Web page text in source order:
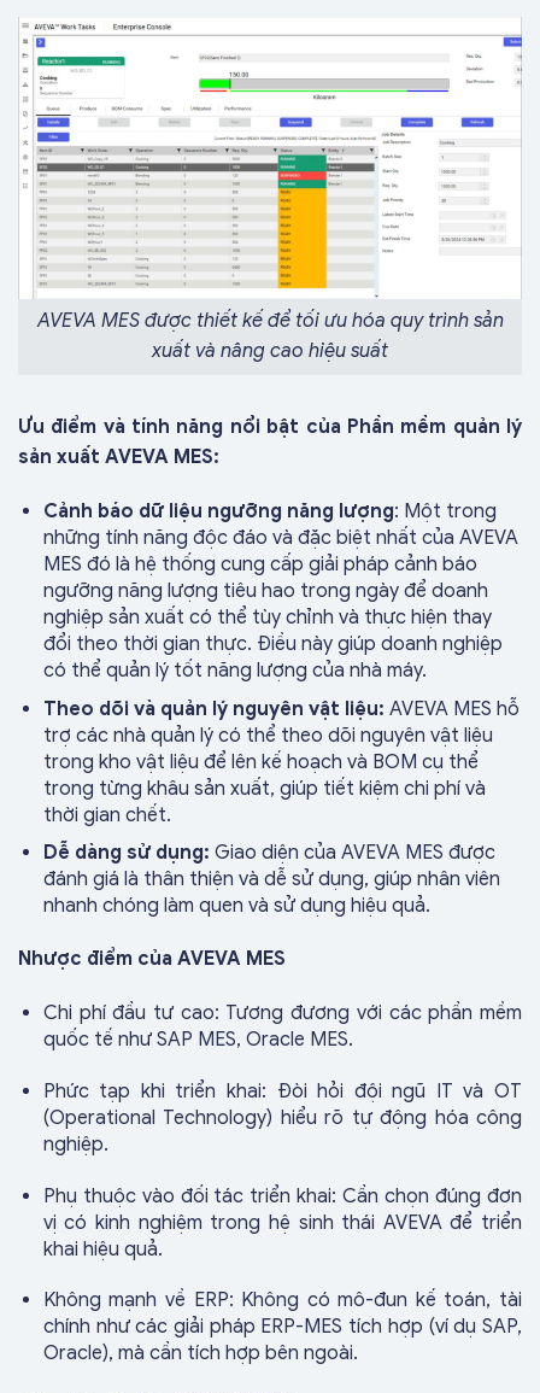
AVEVA MES được thiết kế để tối ưu hóa quy trình sản
xuất và nâng cao hiệu suất
Ưu điểm và tính năng nổi bật của Phần mềm quản lý
sản xuất AVEVA MES:
Cảnh báo dữ liệu ngưỡng năng lượng: Một trong
những tính năng độc đáo và đặc biệt nhất của AVEVA
MES đó là hệ thống cung cấp giải pháp cảnh báo
ngưỡng năng lượng tiêu hao trong ngày để doanh
nghiệp sản xuất có thể tùy chỉnh và thực hiện thay
đổi theo thời gian thực. Điều này giúp doanh nghiệp
có thể quản lý tốt năng lượng của nhà máy.
Theo dõi và quản lý nguyên vật liệu: AVEVA MES hỗ
trợ các nhà quản lý có thể theo dõi nguyên vật liệu
trong kho vật liệu để lên kế hoạch và BOM cụ thể
trong từng khâu sản xuất, giúp tiết kiệm chi phí và
thời gian chết.
Dễ dàng sử dụng: Giao diện của AVEVA MES được
đánh giá là thân thiện và dễ sử dụng, giúp nhân viên
nhanh chóng làm quen và sử dụng hiệu quả.
Nhược điểm của AVEVA MES
Chi phí đầu tư cao: Tương đương với các phần mềm
quốc tế như SAP MES, Oracle MES.
Phức tạp khi triển khai: Đòi hỏi đội ngũ IT và OT
(Operational Technology) hiểu rõ tự động hóa công
nghiệp.
Phụ thuộc vào đối tác triển khai: Cần chọn đúng đơn
vị có kinh nghiệm trong hệ sinh thái AVEVA để triển
khai hiệu quả.
Không mạnh về ERP: Không có mô-đun kế toán, tài
chính như các giải pháp ERP-MES tích hợp (ví dụ SAP,
Oracle), mà cần tích hợp bên ngoài.